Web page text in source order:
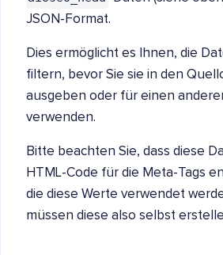
JSON-Format.
Dies ermöglicht es Ihnen, die
filtern, bevor Sie sie in den
ausgeben oder für einen
verwenden.
Bitte beachten Sie, dass diese
HTML-Code für die Meta-Tags
die diese Werte verwendet
müssen diese also selbst